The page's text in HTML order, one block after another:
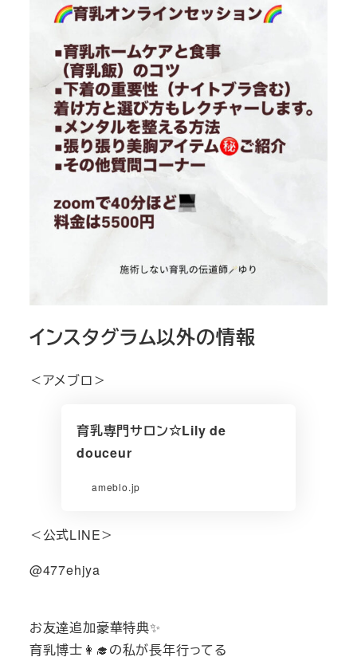
インスタグラム以外の情報
＜アメブロ＞
育乳専門サロン☆Lily de
douceur
ameblo.jp
＜公式LINE＞
@477ehjya
お友達追加豪華特典✨
育乳博士👩‍🎓の私が長年行ってる